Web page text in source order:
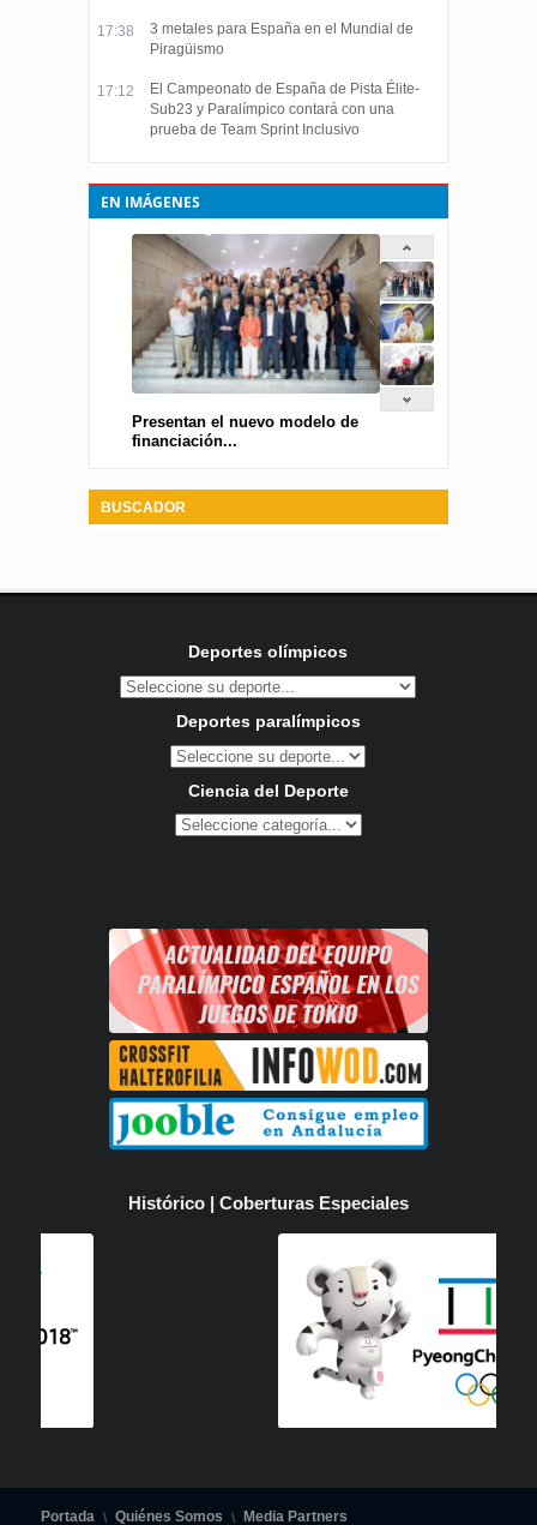
17:38
3 metales para España en el Mundial de
Piragüismo
17:12
El Campeonato de España de Pista Élite-
Sub23 y Paralímpico contará con una
prueba de Team Sprint Inclusivo
EN IMÁGENES
Presentan el nuevo modelo de
financiación...
BUSCADOR
Deportes olímpicos
Deportes paralímpicos
Ciencia del Deporte
Histórico | Coberturas Especiales
Portada Quiénes Somos Media Partners